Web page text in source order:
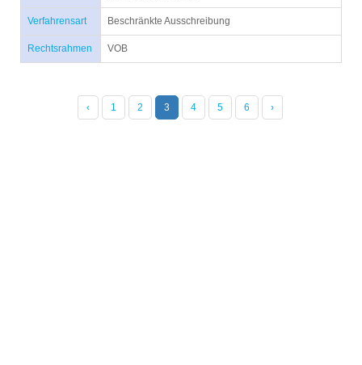
Verfahrensart Beschränkte Ausschreibung
Rechtsrahmen VOB
‹ 1 2 3 4 5 6 ›